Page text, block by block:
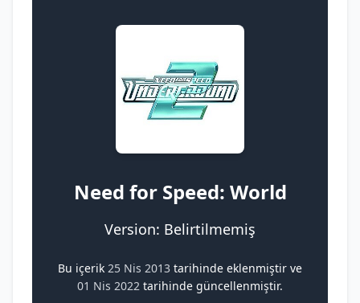
Need for Speed: World
Version: Belirtilmemiş
Bu içerik 25 Nis 2013 tarihinde eklenmiştir ve
01 Nis 2022 tarihinde güncellenmiştir.